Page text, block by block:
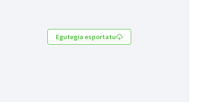
Egutegia esportatu